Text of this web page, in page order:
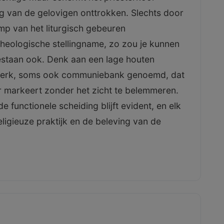
van de gelovigen onttrokken. Slechts door
van het liturgisch gebeuren
stellingname, zo zou je kunnen
ook. Denk aan een lage houten
soms ook communiebank genoemd, dat
zonder het zicht te belemmeren.
functionele scheiding blijft evident, en elk
praktijk en de beleving van de